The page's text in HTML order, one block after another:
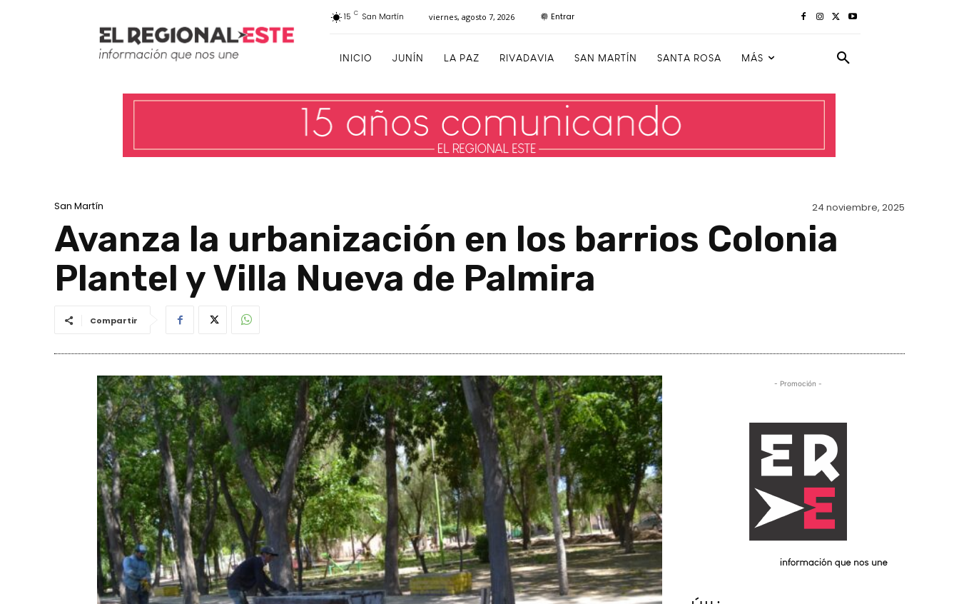
15 C San Martín viernes, agosto 7, 2026 Entrar
INICIO JUNÍN LA PAZ RIVADAVIA SAN MARTÍN SANTA ROSA MÁS
San Martín 24 noviembre, 2025
Avanza la urbanización en los barrios Colonia
Plantel y Villa Nueva de Palmira
Compartir
- Promoción -